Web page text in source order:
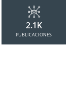
2.1K
PUBLICACIONES